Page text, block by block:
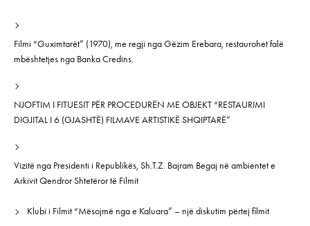
Filmi “Guximtarët” (1970), me regji nga Gëzim Erebara, restaurohet falë
mbështetjes nga Banka Credins.
NJOFTIM I FITUESIT PËR PROCEDURËN ME OBJEKT “RESTAURIMI
DIGJITAL I 6 (GJASHTË) FILMAVE ARTISTIKË SHQIPTARË”
Vizitë nga Presidenti i Republikës, Sh.T.Z. Bajram Begaj në ambientet e
Arkivit Qendror Shtetëror të Filmit
Klubi i Filmit “Mësojmë nga e Kaluara” – një diskutim përtej filmit